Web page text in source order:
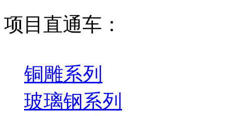
项目直通车：
铜雕系列
玻璃钢系列